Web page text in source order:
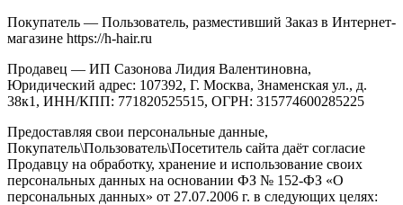
Покупатель — Пользователь, разместивший Заказ в Интернет-
магазине https://h-hair.ru
Продавец — ИП Сазонова Лидия Валентиновна,
Юридический адрес: 107392, Г. Москва, Знаменская ул., д.
38к1, ИНН/КПП: 771820525515, ОГРН: 315774600285225
Предоставляя свои персональные данные,
Покупатель\Пользователь\Посетитель сайта даёт согласие
Продавцу на обработку, хранение и использование своих
персональных данных на основании ФЗ № 152-ФЗ «О
персональных данных» от 27.07.2006 г. в следующих целях: